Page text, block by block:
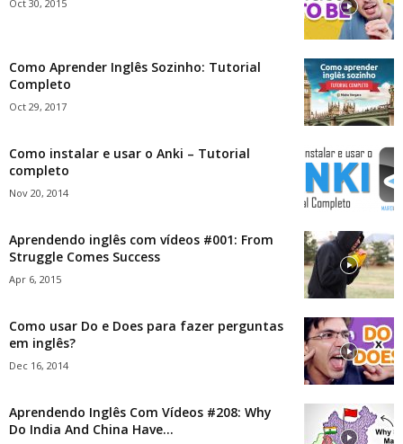
Oct 30, 2015
Como Aprender Inglês Sozinho: Tutorial
Completo
Oct 29, 2017
Como instalar e usar o Anki – Tutorial
completo
Nov 20, 2014
Aprendendo inglês com vídeos #001: From
Struggle Comes Success
Apr 6, 2015
Como usar Do e Does para fazer perguntas
em inglês?
Dec 16, 2014
Aprendendo Inglês Com Vídeos #208: Why
Do India And China Have...